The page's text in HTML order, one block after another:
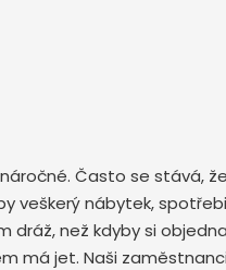
Často se stává,
veškerý nábytek,
dráž, než kdyby si
má jet. Naši